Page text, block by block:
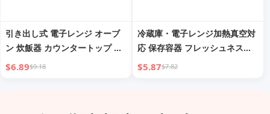
引き出し式 電子レンジ オーブ
ン 炊飯器 カウンタートップ マ
ルチレイヤキッチン
$6.89$9.18
冷蔵庫・電子レンジ加熱真空対
応 保存容器 フレッシュネス保
護パッケージ
$5.87$7.82